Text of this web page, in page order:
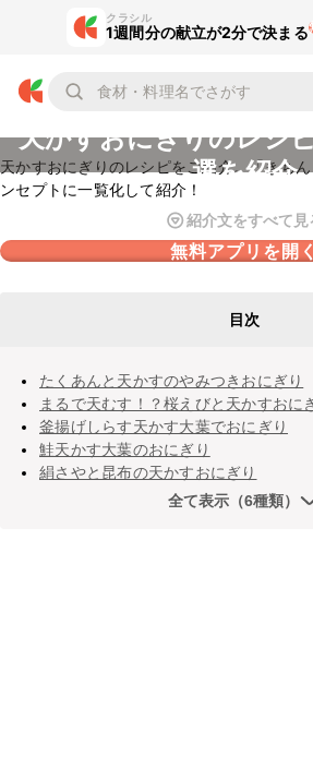
クラシル
1週間分の献立が2分で決まる
天かすおにぎりのレシ
選を紹介
天かすおにぎりのレシピをご紹介。「きち
ンセプトに一覧化して紹介！
紹介文をすべて見
無料アプリを開く
目次
たくあんと天かすのやみつきおにぎり
まるで天むす！？桜えびと天かすおに
釜揚げしらす天かす大葉でおにぎり
鮭天かす大葉のおにぎり
絹さやと昆布の天かすおにぎり
全て表示（6種類）